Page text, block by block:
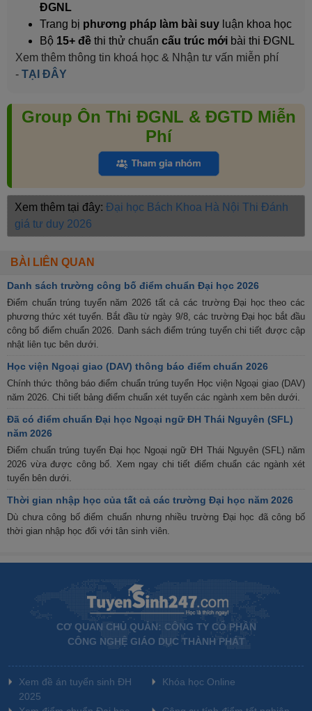
ĐGNL
Trang bị phương pháp làm bài suy luận khoa học
Bộ 15+ đề thi thử chuẩn cấu trúc mới bài thi ĐGNL
Xem thêm thông tin khoá học & Nhận tư vấn miễn phí
- TẠI ĐÂY
Group Ôn Thi ĐGNL & ĐGTD Miễn
Phí
Xem thêm tại đây: Đại học Bách Khoa Hà Nội Thi Đánh
giá tư duy 2026
BÀI LIÊN QUAN
Danh sách trường công bố điểm chuẩn Đại học 2026
Điểm chuẩn trúng tuyển năm 2026 tất cả các trường Đại học theo các
phương thức xét tuyển. Bắt đầu từ ngày 9/8, các trường Đại học bắt đầu
công bố điểm chuẩn 2026. Danh sách điểm trúng tuyển chi tiết được cập
nhật liên tục bên dưới.
Học viện Ngoại giao (DAV) thông báo điểm chuẩn 2026
Chính thức thông báo điểm chuẩn trúng tuyển Học viện Ngoại giao (DAV)
năm 2026. Chi tiết bảng điểm chuẩn xét tuyển các ngành xem bên dưới.
Đã có điểm chuẩn Đại học Ngoại ngữ ĐH Thái Nguyên (SFL)
năm 2026
Điểm chuẩn trúng tuyển Đại học Ngoại ngữ ĐH Thái Nguyên (SFL) năm
2026 vừa được công bố. Xem ngay chi tiết điểm chuẩn các ngành xét
tuyển bên dưới.
Thời gian nhập học của tất cả các trường Đại học năm 2026
Dù chưa công bố điểm chuẩn nhưng nhiều trường Đại học đã công bố
thời gian nhập học đối với tân sinh viên.
CƠ QUAN CHỦ QUẢN: CÔNG TY CỔ PHẦN
CÔNG NGHỆ GIÁO DỤC THÀNH PHÁT
Xem đề án tuyển sinh ĐH
2025
Khóa học Online